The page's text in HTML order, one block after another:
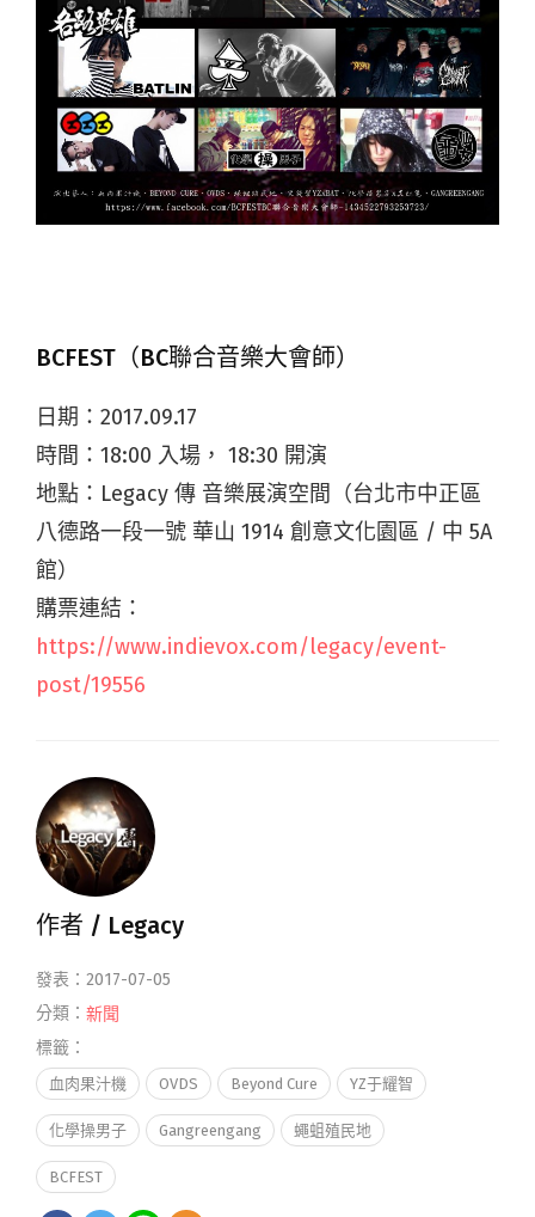
BCFEST（BC聯合音樂大會師）
日期：2017.09.17
時間：18:00 入場， 18:30 開演
地點：Legacy 傳 音樂展演空間（台北市中正區
八德路一段一號 華山 1914 創意文化園區 / 中 5A
館）
購票連結：
https://www.indievox.com/legacy/event-
post/19556
作者 / Legacy
發表：2017-07-05
分類： 新聞
標籤：
血肉果汁機 OVDS Beyond Cure YZ于耀智
化學操男子 Gangreengang 蠅蛆殖民地
BCFEST